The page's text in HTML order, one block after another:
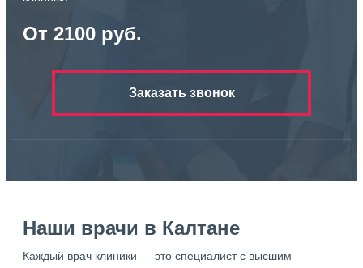
От 2100 руб.
Заказать звонок
Наши врачи в Калтане
Каждый врач клиники — это специалист с высшим